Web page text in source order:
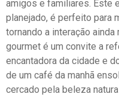
amigos e familiares. Este
planejado, é perfeito para
tornando a interação ainda
gourmet é um convite a
encantadora da cidade e
de um café da manhã
cercado pela beleza